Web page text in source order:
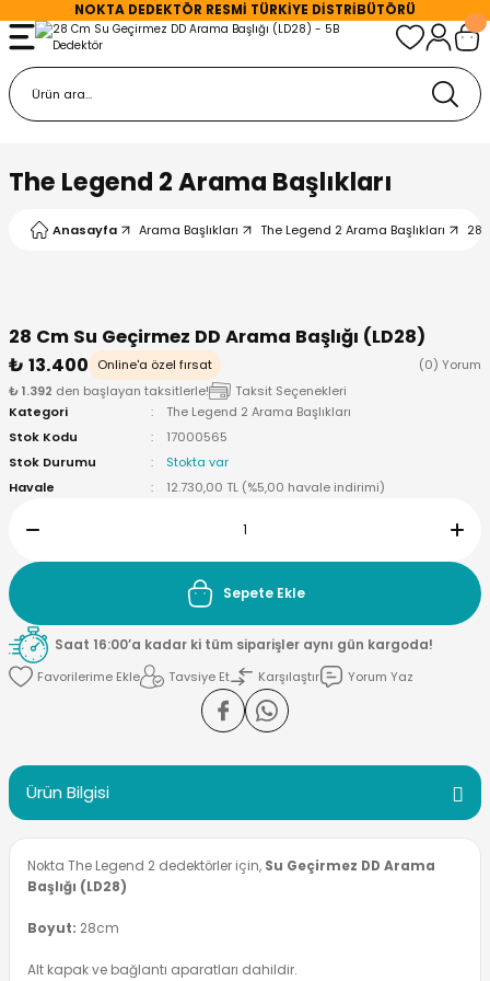
NOKTA DEDEKTÖR RESMİ TÜRKİYE DİSTRİBÜTÖRÜ
The Legend 2 Arama Başlıkları
Anasayfa Arama Başlıkları The Legend 2 Arama Başlıkları 28
28 Cm Su Geçirmez DD Arama Başlığı (LD28)
₺ 13.400
Online'a özel fırsat
(0) Yorum
₺ 1.392 den başlayan taksitlerle!
Taksit Seçenekleri
Kategori
The Legend 2 Arama Başlıkları
Stok Kodu
17000565
Stok Durumu
Stokta var
Havale
12.730,00 TL (%5,00 havale indirimi)
Sepete Ekle
Saat 16:00’a kadar ki tüm siparişler aynı gün kargoda!
Tavsiye Et
Karşılaştır Yorum Yaz
Ürün Bilgisi
Nokta The Legend 2 dedektörler için, Su Geçirmez DD Arama
Başlığı (LD28)
Boyut: 28cm
Alt kapak ve bağlantı aparatları dahildir.
Geri Dön
Geri Dön
Başlıkları
Başlıkları
Başlıkları
Başlıkları
Başlıkları
Başlıkları
Geri Dön